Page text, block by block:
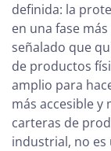
definida: la
en una fase
señalado que
de productos
amplio para
más accesible y
carteras de
industrial, no es